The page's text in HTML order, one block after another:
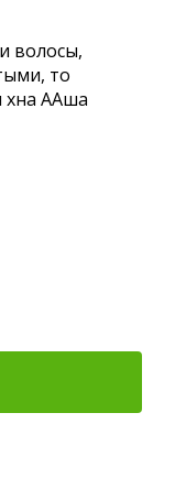
волосы,
то
хна ААша